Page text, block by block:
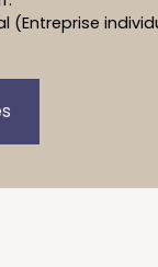
(Entreprise